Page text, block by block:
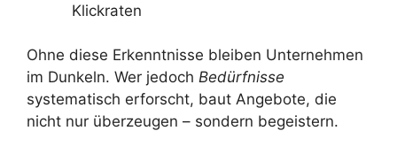
Klickraten
Ohne diese Erkenntnisse bleiben Unternehmen
im Dunkeln. Wer jedoch Bedürfnisse
systematisch erforscht, baut Angebote, die
nicht nur überzeugen – sondern begeistern.